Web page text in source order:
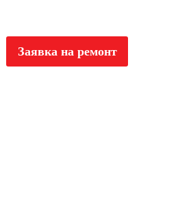
Заявка на ремонт